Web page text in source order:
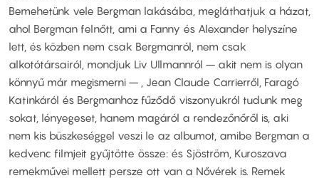
Bemehetünk vele Bergman lakásába, megláthatjuk a házat,
ahol Bergman felnőtt, ami a Fanny és Alexander helyszíne
lett, és közben nem csak Bergmanról, nem csak
alkotótársairól, mondjuk Liv Ullmannról – akit nem is olyan
könnyű már megismerni – , Jean Claude Carrierről, Faragó
Katinkáról és Bergmanhoz fűződő viszonyukról tudunk meg
sokat, lényegeset, hanem magáról a rendezőnőről is, aki
nem kis büszkeséggel veszi le az albumot, amibe Bergman a
kedvenc filmjeit gyűjtötte össze: és Sjöström, Kuroszava
remekművei mellett persze ott van a Nővérek is. Remek